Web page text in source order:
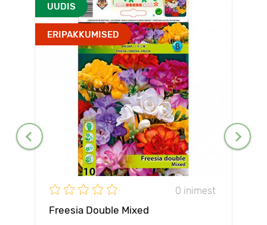
UUDIS
ERIPAKKUMISED
0 inimest
Freesia Double Mixed